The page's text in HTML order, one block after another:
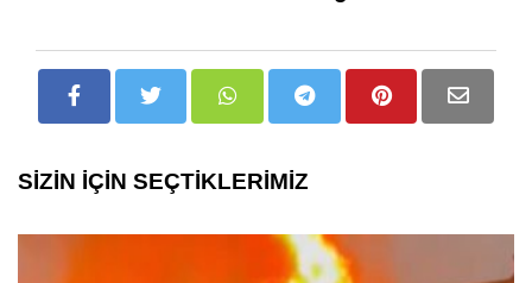
SİZİN İÇİN SEÇTİKLERİMİZ